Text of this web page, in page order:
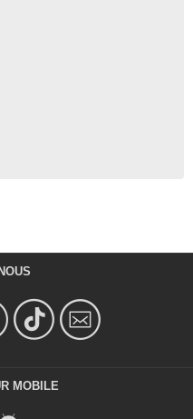
MOBILE